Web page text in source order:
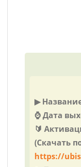
▶
⌚ Дата
🔰
(Скачать
https://